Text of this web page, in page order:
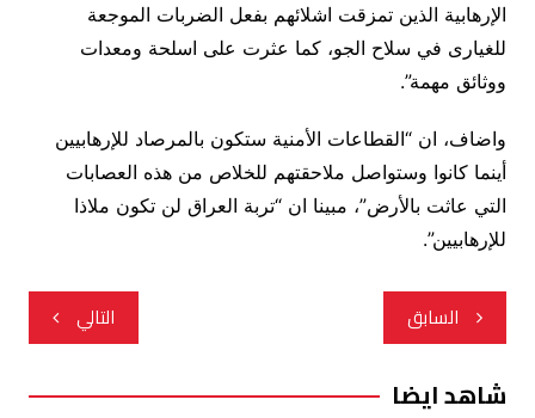
الإرهابية الذين تمزقت اشلائهم بفعل الضربات الموجعة
للغيارى في سلاح الجو، كما عثرت على اسلحة ومعدات
ووثائق مهمة”.
واضاف، ان “القطاعات الأمنية ستكون بالمرصاد للإرهابيين
أينما كانوا وستواصل ملاحقتهم للخلاص من هذه العصابات
التي عاثت بالأرض”، مبينا ان “تربة العراق لن تكون ملاذا
للإرهابيين”.
تصفّح
المقالات
السابق التالي
شاهد ايضا